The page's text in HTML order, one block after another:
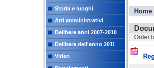
Storia e luoghi
Atti amministrativi
Delibere anni 2007-2010
Delibere dall'anno 2011
Video
Home
Order